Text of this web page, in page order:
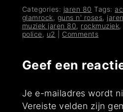
Categories: jaren 80 Tags:
glamrock, guns n' roses,
muziek jaren 80, rockmuziek,
police, u2 Comments
Geef een
Je e-mailadres wordt
Vereiste velden zijn